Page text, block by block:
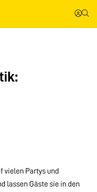
vielen Partys und
lassen Gäste sie in den